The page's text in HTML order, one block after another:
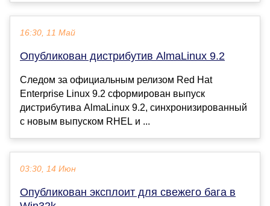
16:30, 11 Май
Опубликован дистрибутив AlmaLinux 9.2
Следом за официальным релизом Red Hat
Enterprise Linux 9.2 сформирован выпуск
дистрибутива AlmaLinux 9.2, синхронизированный
c новым выпуском RHEL и ...
03:30, 14 Июн
Опубликован эксплоит для свежего бага в